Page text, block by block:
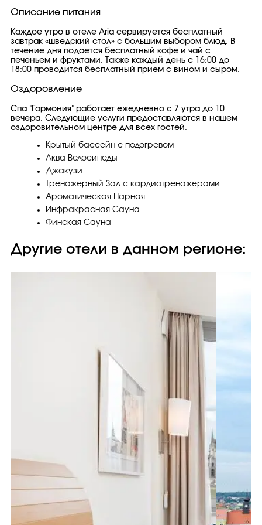
Описание питания
Каждое утро в отеле Aria сервируется бесплатный
завтрак «шведский стол» с большим выбором блюд. В
течение дня подается бесплатный кофе и чай с
печеньем и фруктами. Также каждый день с 16:00 до
18:00 проводится бесплатный прием с вином и сыром.
Оздоровление
Спа "Гармония" работает ежедневно с 7 утра до 10
вечера. Следующие услуги предоставляются в нашем
оздоровительном центре для всех гостей.
Крытый бассейн с подогревом
Аква Велосипеды
Джакузи
Тренажерный Зал с кардиотренажерами
Ароматическая Парная
Инфракрасная Сауна
Финская Сауна
Другие отели в данном регионе: